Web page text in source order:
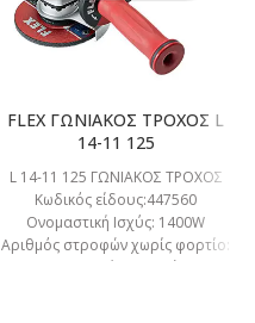
FLEX ΓΩΝΙΑΚΟΣ ΤΡΟΧΟΣ L
14-11 125
L 14-11 125 ΓΩΝΙΑΚΟΣ ΤΡΟΧΟΣ
Κωδικός είδους:447560
Ονομαστική Ισχύς: 1400W
Αριθμός στροφών χωρίς φορτίο:
11,500 min-1 Μέγιστη διάμετρος